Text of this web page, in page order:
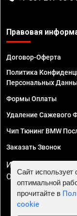
Правовая
Договор-Оферта
Политика
Персональных
Формы Оплаты
Удаление Сажевого
Чип Тюнинг BMW
Заказать Звонок
ИП Смирнов
ОГРНИП
Сайт
оптимальной
прочитайте в
cookie